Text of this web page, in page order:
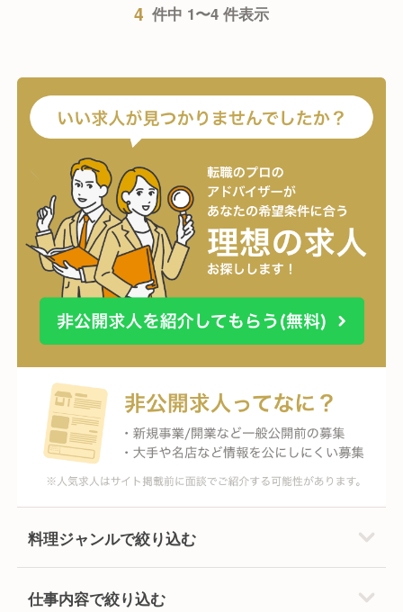
4 件中 1〜4 件表示
料理ジャンルで絞り込む
仕事内容で絞り込む